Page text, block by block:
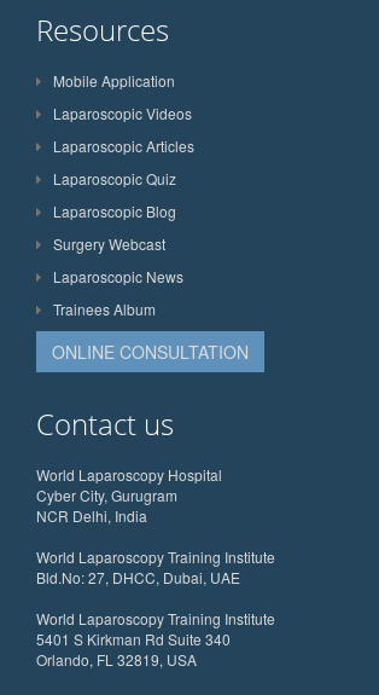
Resources
Mobile Application
Laparoscopic Videos
Laparoscopic Articles
Laparoscopic Quiz
Laparoscopic Blog
Surgery Webcast
Laparoscopic News
Trainees Album
ONLINE CONSULTATION
Contact us
World Laparoscopy Hospital
Cyber City, Gurugram
NCR Delhi, India
World Laparoscopy Training Institute
Bld.No: 27, DHCC, Dubai, UAE
World Laparoscopy Training Institute
5401 S Kirkman Rd Suite 340
Orlando, FL 32819, USA